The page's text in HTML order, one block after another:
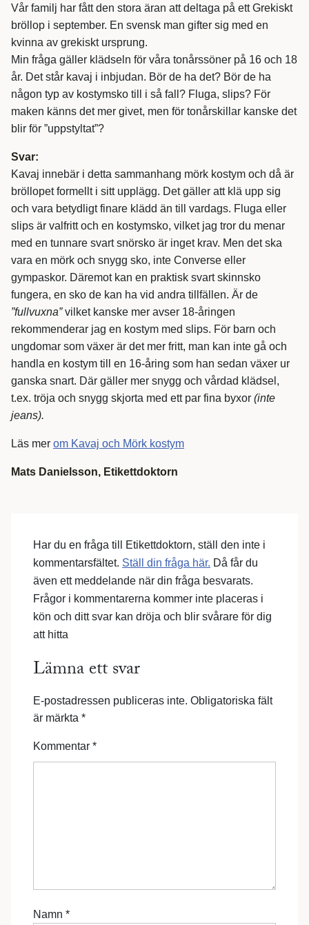
Vår familj har fått den stora äran att deltaga på ett Grekiskt
bröllop i september. En svensk man gifter sig med en
kvinna av grekiskt ursprung.
Min fråga gäller klädseln för våra tonårssöner på 16 och 18
år. Det står kavaj i inbjudan. Bör de ha det? Bör de ha
någon typ av kostymsko till i så fall? Fluga, slips? För
maken känns det mer givet, men för tonårskillar kanske det
blir för ”uppstyltat”?
Svar:
Kavaj innebär i detta sammanhang mörk kostym och då är
bröllopet formellt i sitt upplägg. Det gäller att klä upp sig
och vara betydligt finare klädd än till vardags. Fluga eller
slips är valfritt och en kostymsko, vilket jag tror du menar
med en tunnare svart snörsko är inget krav. Men det ska
vara en mörk och snygg sko, inte Converse eller
gympaskor. Däremot kan en praktisk svart skinnsko
fungera, en sko de kan ha vid andra tillfällen. Är de
”fullvuxna”vilket kanske mer avser 18-åringen
rekommenderar jag en kostym med slips. För barn och
ungdomar som växer är det mer fritt, man kan inte gå och
handla en kostym till en 16-åring som han sedan växer ur
ganska snart. Där gäller mer snygg och vårdad klädsel,
t.ex. tröja och snygg skjorta med ett par fina byxor (inte
jeans).
Läs mer om Kavaj och Mörk kostym
Mats Danielsson, Etikettdoktorn
Har du en fråga till Etikettdoktorn, ställ den inte i
kommentarsfältet. Ställ din fråga här. Då får du
även ett meddelande när din fråga besvarats.
Frågor i kommentarerna kommer inte placeras i
kön och ditt svar kan dröja och blir svårare för dig
att hitta
Lämna ett svar
E-postadressen publiceras inte. Obligatoriska fält
är märkta *
Kommentar *
Namn *